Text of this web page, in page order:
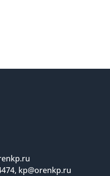
kp@orenkp.ru